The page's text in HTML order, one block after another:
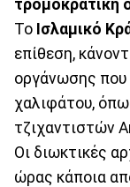
τρομοκρατική
Το Ισλαμικό
επίθεση,
οργάνωσης που
χαλιφάτου,
τζιχαντιστών
Οι διωκτικές
ώρας κάποια